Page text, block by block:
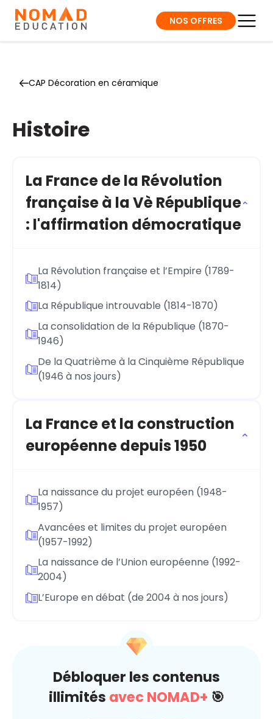
NOS OFFRES
CAP Décoration en céramique
Histoire
La France de la Révolution
française à la Vè République
: l'affirmation démocratique
La Révolution française et l’Empire (1789-
1814)
La République introuvable (1814-1870)
La consolidation de la République (1870-
1946)
De la Quatrième à la Cinquième République
(1946 à nos jours)
La France et la construction
européenne depuis 1950
La naissance du projet européen (1948-
1957)
Avancées et limites du projet européen
(1957-1992)
La naissance de l’Union européenne (1992-
2004)
L’Europe en débat (de 2004 à nos jours)
Débloquer les contenus
illimités avec NOMAD+ 🎯